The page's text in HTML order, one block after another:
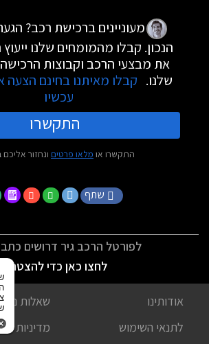
מעוניינים ברכישת רכב?
הנכון. קבלו מהמומחים שלנו ייעוץ
את מבצעי הרכב וקבוצות
שלנו. קבלו מאיתנו בחינם הצעה
עכשיו
התקשרו
התקשרו או מלאו פרטים ונחזור
שתף
לפורטל הרכב גיר דרושים
לחצו כאן כדי להצטרף
אודותינו
שאלות
לתנאי השימוש
מדיניות